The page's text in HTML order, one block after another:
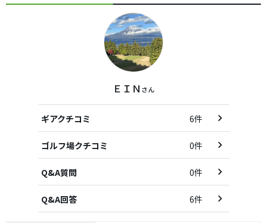
ＥＩＮ さん
ギアクチコミ 6件
ゴルフ場クチコミ 0件
Q&A質問 0件
Q&A回答 6件